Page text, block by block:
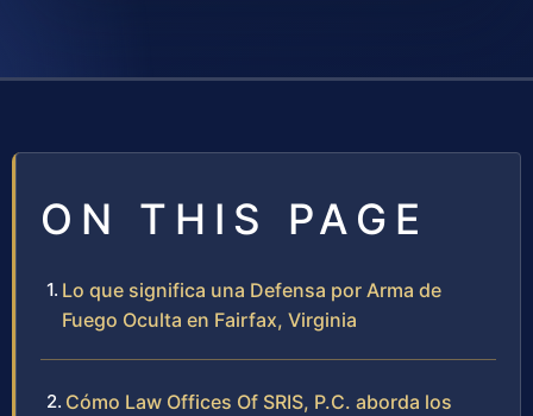
ON THIS PAGE
Lo que significa una Defensa por Arma de
Fuego Oculta en Fairfax, Virginia
Cómo Law Offices Of SRIS, P.C. aborda los